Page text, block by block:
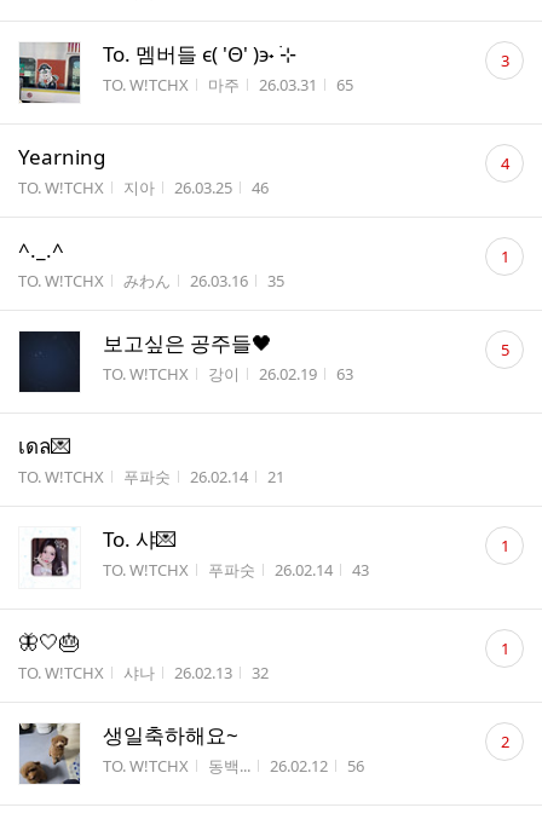
To. 멤버들 ϵ( 'Θ' )϶˖ ࣪⊹
게시판명
TO. W!TCHX 작성자
마주 작성시간
26.03.31 조회수
65
댓
글 3
Yearning
게시판명
TO. W!TCHX 작성자
지아 작성시간
26.03.25 조회수
46
댓
글 4
^._.^
게시판명
TO. W!TCHX 작성자
みわん 작성시간
26.03.16 조회수
35
댓
글 1
보고싶은 공주들🖤
게시판명
TO. W!TCHX 작성자
강이 작성시간
26.02.19 조회수
63
댓
글 5
เดล💌
게시판명
TO. W!TCHX 작성자
푸파숫 작성시간
26.02.14 조회수
21
To. 샤💌
게시판명
TO. W!TCHX 작성자
푸파숫 작성시간
26.02.14 조회수
43
댓
글 1
🦋🤍🎂
게시판명
TO. W!TCHX 작성자
샤나 작성시간
26.02.13 조회수
32
댓
글 1
생일축하해요~
게시판명
TO. W!TCHX 작성자
동백... 작성시간
26.02.12 조회수
56
댓
글 2